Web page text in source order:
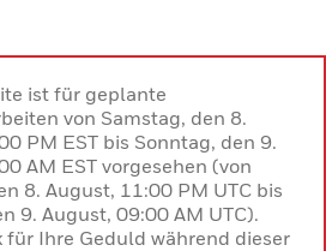
ist für geplante
von Samstag, den 8.
PM EST bis Sonntag, den 9.
AM EST vorgesehen (von
8. August, 11:00 PM UTC bis
9. August, 09:00 AM UTC).
für Ihre Geduld während dieser